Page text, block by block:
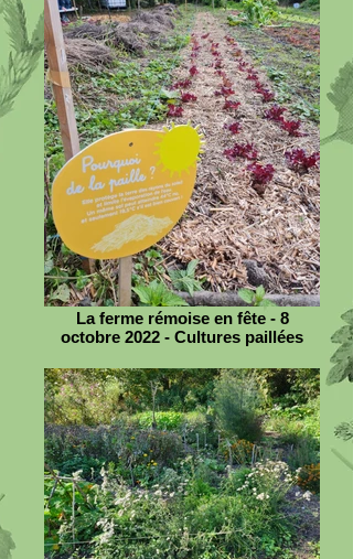
La ferme rémoise en fête - 8
octobre 2022 - Cultures paillées